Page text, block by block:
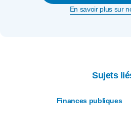
En savoir plus sur
Sujets
Finances publiques